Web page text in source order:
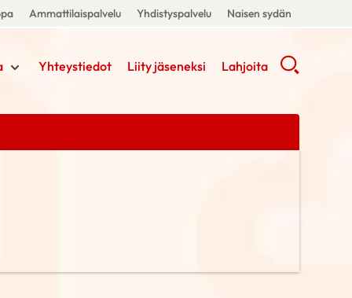
Ammattilaispalvelu Yhdistyspalvelu Naisen sydän
Yhteystiedot Liity jäseneksi Lahjoita